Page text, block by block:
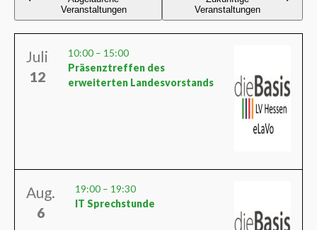
Veranstaltungen
Veranstaltungen
Juli
12
10:00 – 15:00
Präsenztreffen des
erweiterten Landesvorstands
Aug.
6
19:00 – 19:30
IT Sprechstunde